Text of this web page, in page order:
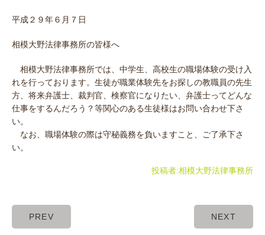
平成２９年６月７日
相模大野法律事務所の皆様へ
相模大野法律事務所では、中学生、高校生の職場体験の受け入
れを行っております。生徒が職業体験先をお探しの教職員の先生
方、将来弁護士、裁判官、検察官になりたい、弁護士ってどんな
仕事をするんだろう？等関心のある生徒様はお問い合わせ下さ
い。
なお、職場体験の際は守秘義務を負いますこと、ご了承下さ
い。
投稿者:相模大野法律事務所
PREV NEXT